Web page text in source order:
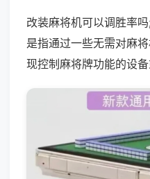
改装麻将机可以调胜率
是指通过一些无需对麻
现控制麻将牌功能的设备